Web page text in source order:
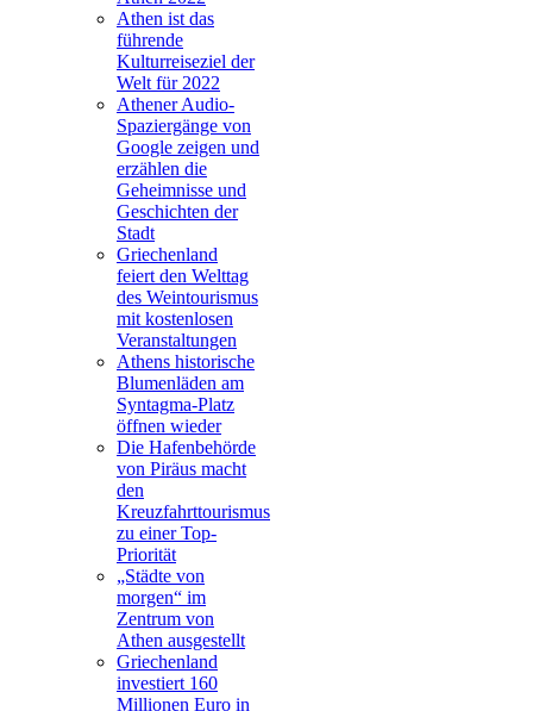
Athen ist das
führende
Kulturreiseziel der
Welt für 2022
Athener Audio-
Spaziergänge von
Google zeigen und
erzählen die
Geheimnisse und
Geschichten der
Stadt
Griechenland
feiert den Welttag
des Weintourismus
mit kostenlosen
Veranstaltungen
Athens historische
Blumenläden am
Syntagma-Platz
öffnen wieder
Die Hafenbehörde
von Piräus macht
den
Kreuzfahrttourismus
zu einer Top-
Priorität
„Städte von
morgen“ im
Zentrum von
Athen ausgestellt
Griechenland
investiert 160
Millionen Euro in